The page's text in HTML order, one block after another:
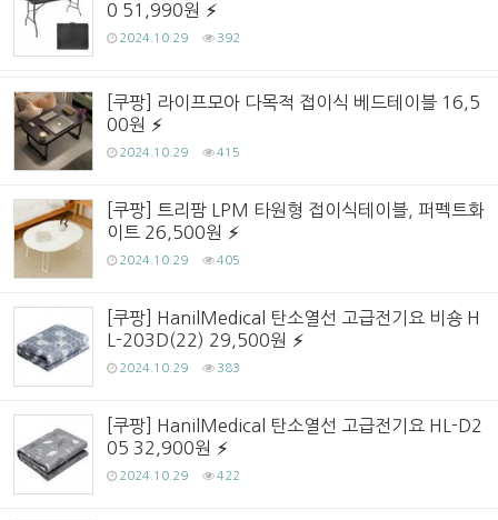
0 51,990원
2024.10.29 392
[쿠팡] 라이프모아 다목적 접이식 베드테이블 16,5
00원
2024.10.29 415
[쿠팡] 트리팜 LPM 타원형 접이식테이블, 퍼펙트화
이트 26,500원
2024.10.29 405
[쿠팡] HanilMedical 탄소열선 고급전기요 비숑 H
L-203D(22) 29,500원
2024.10.29 383
[쿠팡] HanilMedical 탄소열선 고급전기요 HL-D2
05 32,900원
2024.10.29 422